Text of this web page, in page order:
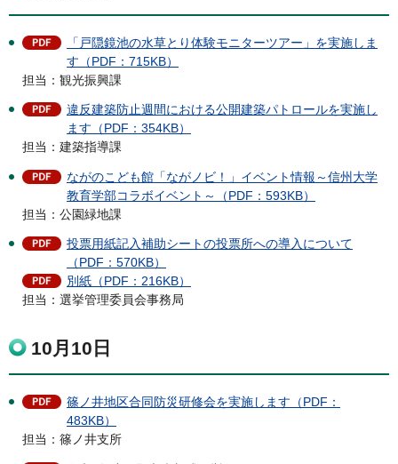
「戸隠鏡池の水草とり体験モニターツアー」を実施しま
す（PDF：715KB）
担当：観光振興課
違反建築防止週間における公開建築パトロールを実施し
ます（PDF：354KB）
担当：建築指導課
ながのこども館「ながノビ！」イベント情報～信州大学
教育学部コラボイベント～（PDF：593KB）
担当：公園緑地課
投票用紙記入補助シートの投票所への導入について
（PDF：570KB）
別紙（PDF：216KB）
担当：選挙管理委員会事務局
10月10日
篠ノ井地区合同防災研修会を実施します（PDF：
483KB）
担当：篠ノ井支所